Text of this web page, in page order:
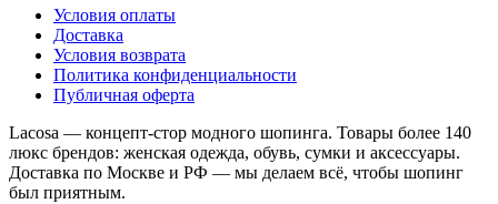
Условия оплаты
Доставка
Условия возврата
Политика конфиденциальности
Публичная оферта
Lacosa — концепт-стор модного шопинга. Товары более 140
люкс брендов: женская одежда, обувь, сумки и аксессуары.
Доставка по Москве и РФ — мы делаем всё, чтобы шопинг
был приятным.